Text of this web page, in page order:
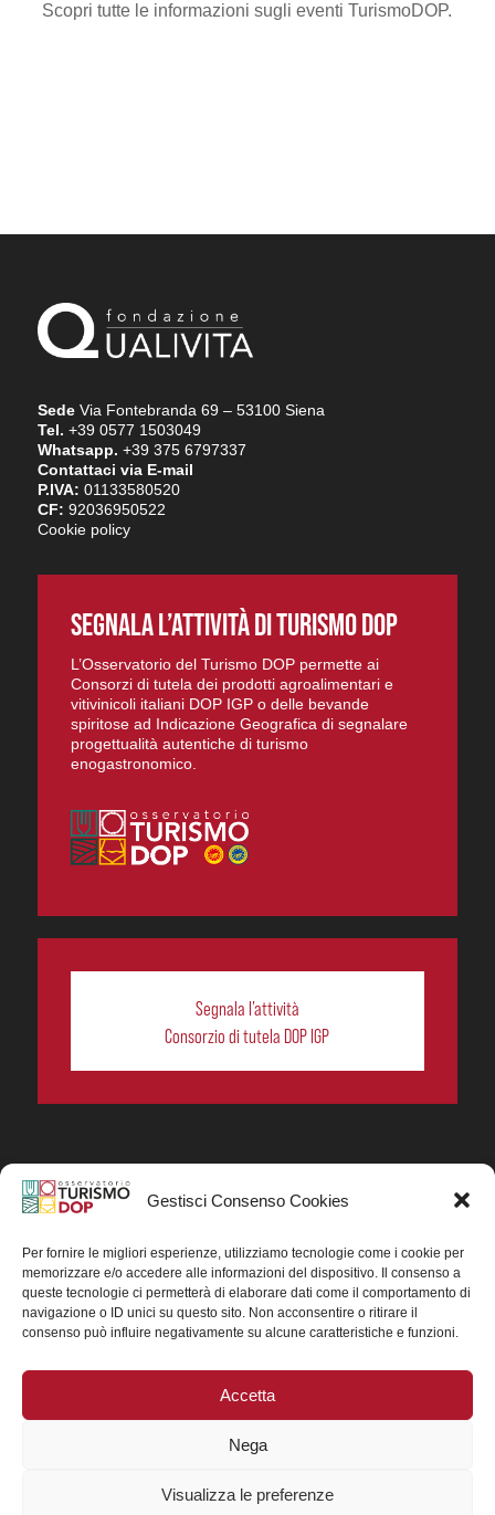
Gestisci Consenso Cookies
Per fornire le migliori esperienze, utilizziamo tecnologie come i cookie per
memorizzare e/o accedere alle informazioni del dispositivo. Il consenso a
queste tecnologie ci permetterà di elaborare dati come il comportamento di
navigazione o ID unici su questo sito. Non acconsentire o ritirare il
consenso può influire negativamente su alcune caratteristiche e funzioni.
Accetta
Nega
Visualizza le preferenze
Scopri tutte le informazioni sugli eventi TurismoDOP.
SedeVia Fontebranda 69 – 53100 Siena
Tel. +39 0577 1503049
Whatsapp. +39 375 6797337
Contattaci via E-mail
P.IVA: 01133580520
CF: 92036950522
Cookie policy
SEGNALA L’ATTIVITÀ DI TURISMO DOP
L’Osservatorio del Turismo DOP permette ai
Consorzi di tutela dei prodotti agroalimentari e
vitivinicoli italiani DOP IGP o delle bevande
spiritose ad Indicazione Geografica di segnalare
progettualità autentiche di turismo
enogastronomico.
Segnala l’attività
Consorzio di tutela DOP IGP
In collaborazione ORIGIN ITALIA.
del turismo enogastronomico dei prodotti DOP IGP
italiani.
Concessione contributo MASAF DM n. 0311719 del
15/06/2023
Concessione contributo MASAF, DM n. 0016662 del
15/01/2025 (CUP J88H24002560007)